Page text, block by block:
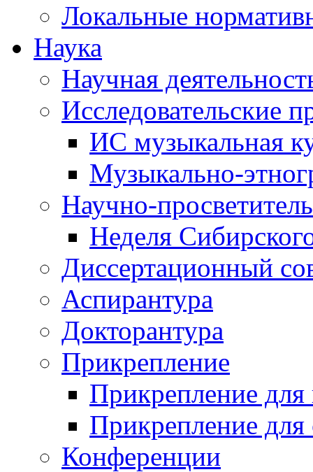
Локальные
Наука
Научная
Исследовательские
ИС музыкальная
Музыкально-
Научно-
Неделя
Диссертационный
Аспирантура
Докторантура
Прикрепление
Прикрепление для
Прикрепление для
Конференции